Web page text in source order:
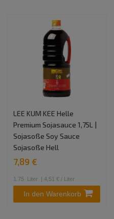
LEE KUM KEE Helle
Premium Sojasauce 1,75L |
Sojasoße Soy Sauce
Sojasoße Hell
7,89 €
1.75 Liter | 4,51 € / Liter
In den Warenkorb